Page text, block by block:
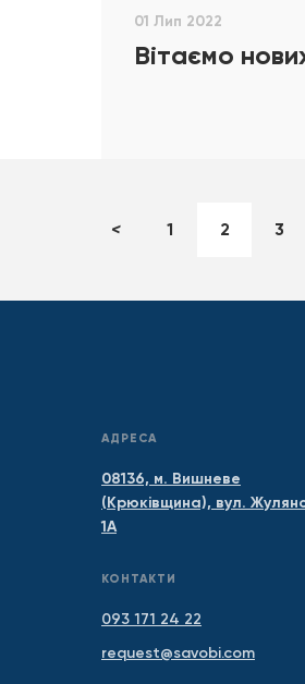
01 Лип 2022
Вітаємо
< 1 2 3
АДРЕСА
08136, м. Вишневе
(Крюківщина), вул.
1А
КОНТАКТИ
093 171 24 22
request@savobi.com